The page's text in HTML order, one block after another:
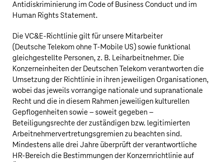
Antidiskriminierung im Code of Business Conduct und im
Human Rights Statement.
Die VC&E-Richtlinie gilt für unsere Mitarbeiter
( Deutsche Telekom ohneT‑Mobile US) sowie funktional
gleichgestellte Personen, z. B. Leiharbeitnehmer. Die
Konzerneinheiten der Deutschen Telekom verantworten die
Umsetzung der Richtlinie in ihren jeweiligen Organisationen,
wobei das jeweils vorrangige nationale und supranationale
Recht und die in diesem Rahmen jeweiligen kulturellen
Gepflogenheiten sowie – soweit gegeben –
Beteiligungsrechte der zuständigen bzw. legitimierten
Arbeitnehmervertretungsgremien zu beachten sind.
Mindestens alle drei Jahre überprüft der verantwortliche
HR-Bereich die Bestimmungen der Konzernrichtlinie auf